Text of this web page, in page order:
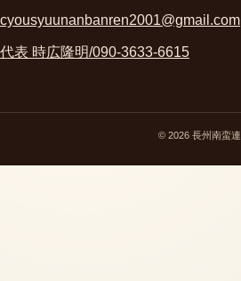
cyousyuunanbanren2001@gmail.com
代表 時広隆明/090-3633-6615
© 2026 長州南蛮連